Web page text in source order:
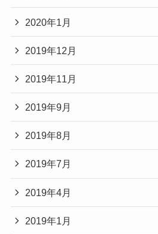
2020年1月
2019年12月
2019年11月
2019年9月
2019年8月
2019年7月
2019年4月
2019年1月